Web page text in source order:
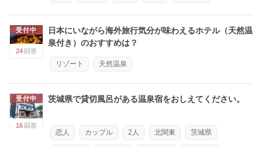
受付中
24 回答
日本にいながら海外旅行気分が味わえるホテル（天然温
泉付き）のおすすめは？
リゾート 天然温泉
受付中
16 回答
茨城県で貸切風呂がある温泉宿をおしえてください。
恋人 カップル 2人 北関東 茨城県